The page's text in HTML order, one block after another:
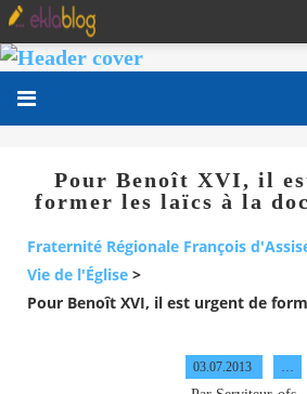
Pour Benoît XVI, il
former les laïcs à la
Fraternité Régionale François
Vie de l'Église >
Pour Benoît XVI, il est urgent de
03.07.2013